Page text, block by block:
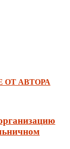
ОТ АВТОРА